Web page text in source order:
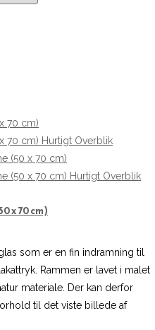
Hurtigt Overblik
Hurtigt Overblik
x 70 cm)
som er en fin indramning til
Rammen er lavet i malet
materiale. Der kan derfor
til det viste billede af